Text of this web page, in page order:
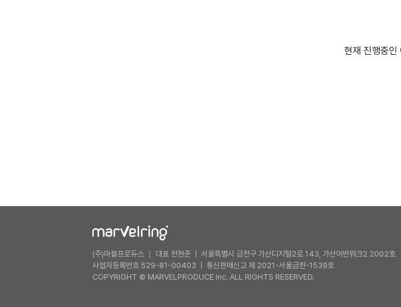
현재 진행중인
(주)마블프로듀스 ｜ 대표 전현준
서울특별시 금천구 가산디지털2로 143, 가산어반워크2 2002호
사업자등록번호 529-81-00403
통신판매신고 제 2021-서울금천-1539호
COPYRIGHT © MARVELPRODUCE Inc. ALL RIGHTS RESERVED.